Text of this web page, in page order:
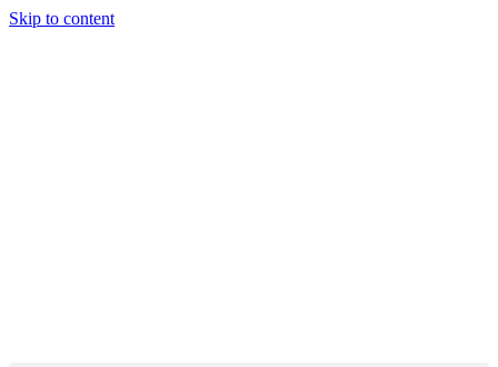
Skip to content